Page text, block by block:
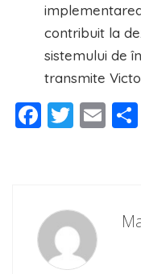
contribuit la
sistemului de
transmite
Facebook
Twitter